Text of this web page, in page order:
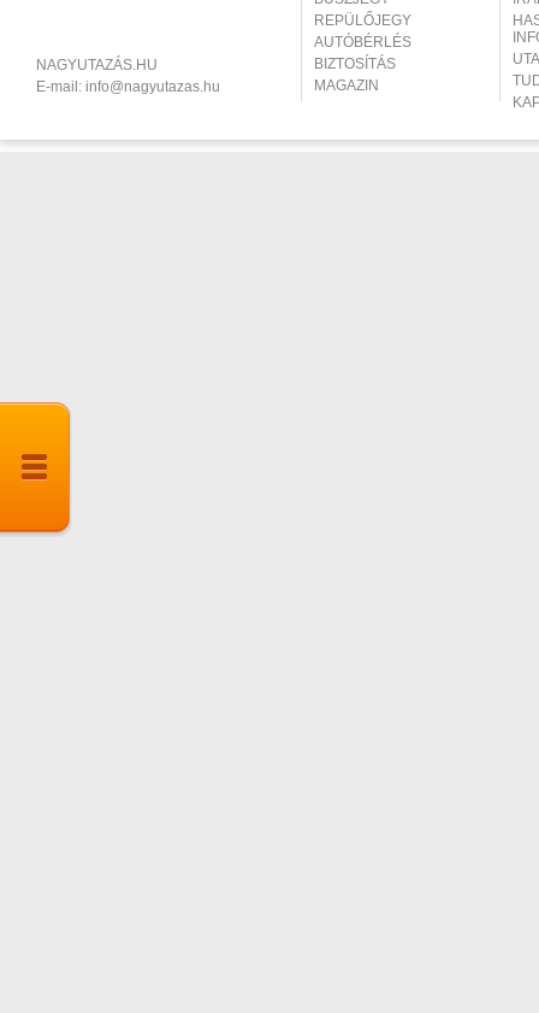
NAGYUTAZÁS.HU
E-mail: info@nagyutazas.hu
REPÜLŐJEGY
AUTÓBÉRLÉS
BIZTOSÍTÁS
MAGAZIN